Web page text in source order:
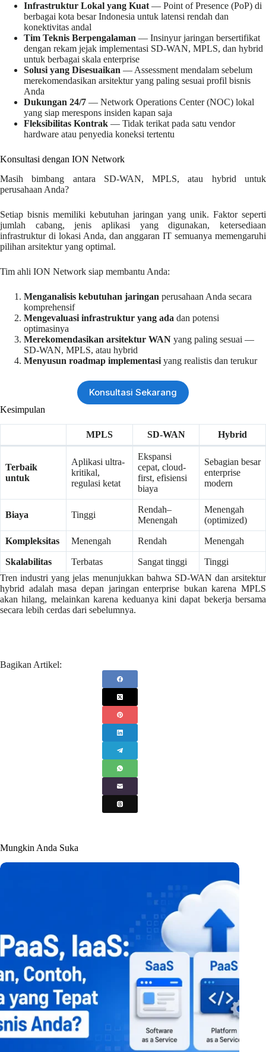
Infrastruktur Lokal yang Kuat — Point of Presence (PoP) di
berbagai kota besar Indonesia untuk latensi rendah dan
konektivitas andal
Tim Teknis Berpengalaman — Insinyur jaringan bersertifikat
dengan rekam jejak implementasi SD-WAN, MPLS, dan hybrid
untuk berbagai skala enterprise
Solusi yang Disesuaikan — Assessment mendalam sebelum
merekomendasikan arsitektur yang paling sesuai profil bisnis
Anda
Dukungan 24/7 — Network Operations Center (NOC) lokal
yang siap merespons insiden kapan saja
Fleksibilitas Kontrak — Tidak terikat pada satu vendor
hardware atau penyedia koneksi tertentu
Konsultasi dengan ION Network
Masih bimbang antara SD-WAN, MPLS, atau hybrid untuk
perusahaan Anda?
Setiap bisnis memiliki kebutuhan jaringan yang unik. Faktor seperti
jumlah cabang, jenis aplikasi yang digunakan, ketersediaan
infrastruktur di lokasi Anda, dan anggaran IT semuanya memengaruhi
pilihan arsitektur yang optimal.
Tim ahli ION Network siap membantu Anda:
Menganalisis kebutuhan jaringan perusahaan Anda secara
komprehensif
Mengevaluasi infrastruktur yang ada dan potensi
optimasinya
Merekomendasikan arsitektur WAN yang paling sesuai —
SD-WAN, MPLS, atau hybrid
Menyusun roadmap implementasi yang realistis dan terukur
Konsultasi Sekarang
Kesimpulan
MPLS SD-WAN Hybrid
Terbaik
untuk
Aplikasi ultra-
kritikal,
regulasi ketat
Ekspansi
cepat, cloud-
first, efisiensi
biaya
Sebagian besar
enterprise
modern
Biaya Tinggi
Rendah–
Menengah
Menengah
(optimized)
Kompleksitas Menengah Rendah Menengah
Skalabilitas Terbatas Sangat tinggi
Tinggi
Tren industri yang jelas menunjukkan bahwa SD-WAN dan arsitektur
hybrid adalah masa depan jaringan enterprise bukan karena MPLS
akan hilang, melainkan karena keduanya kini dapat bekerja bersama
secara lebih cerdas dari sebelumnya.
Bagikan Artikel:
Mungkin Anda Suka